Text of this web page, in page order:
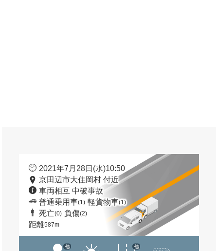
2021年7月28日(水)10:50
京田辺市大住岡村 付近
車両相互 中破事故
普通乗用車(1) 軽貨物車(1)
死亡(0) 負傷(2)
距離587m
他 他